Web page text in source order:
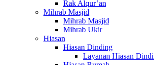
Rak Alqur’an
Mihrab Masjid
Mihrab Masjid
Mihrab Ukir
Hiasan
Hiasan Dinding
Layanan Hiasan